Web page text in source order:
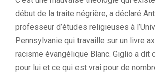
début de la traite négrière, a déclaré
professeur d’études religieuses à
Pennsylvanie qui travaille sur un livre
racisme évangélique Blanc. Giglio a dit
pour lui et ce qui est vrai pour de